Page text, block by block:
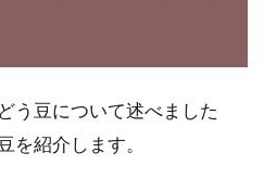
う豆について述べました
を紹介します。